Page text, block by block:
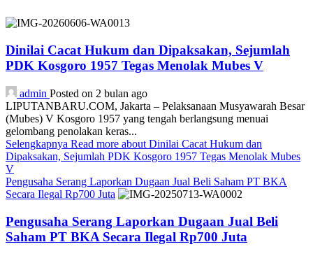
Dinilai Cacat Hukum dan Dipaksakan, Sejumlah
PDK Kosgoro 1957 Tegas Menolak Mubes V
admin Posted on 2 bulan ago
LIPUTANBARU.COM, Jakarta – Pelaksanaan Musyawarah Besar
(Mubes) V Kosgoro 1957 yang tengah berlangsung menuai
gelombang penolakan keras...
Selengkapnya Read more about Dinilai Cacat Hukum dan
Dipaksakan, Sejumlah PDK Kosgoro 1957 Tegas Menolak Mubes
V
Pengusaha Serang Laporkan Dugaan Jual Beli Saham PT BKA
Secara Ilegal Rp700 Juta
Pengusaha Serang Laporkan Dugaan Jual Beli
Saham PT BKA Secara Ilegal Rp700 Juta